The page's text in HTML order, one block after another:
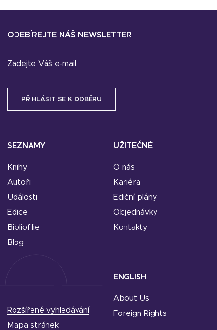
SEZNAMY
Knihy
Autoři
Události
Edice
Bibliofilie
Blog
UŽITEČNÉ
O nás
Kariéra
Ediční plány
Objednávky
Kontakty
ODEBÍREJTE NÁŠ NEWSLETTER
Zadejte Váš e-mail
ENGLISH
About Us
Foreign Rights
Rozšířené vyhledávání
Mapa stránek